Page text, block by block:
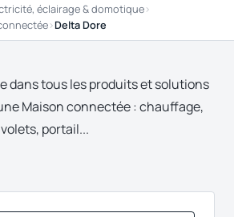
éclairage & domotique›
›Delta Dore
dans tous les produits et solutions
Maison connectée : chauffage,
portail...